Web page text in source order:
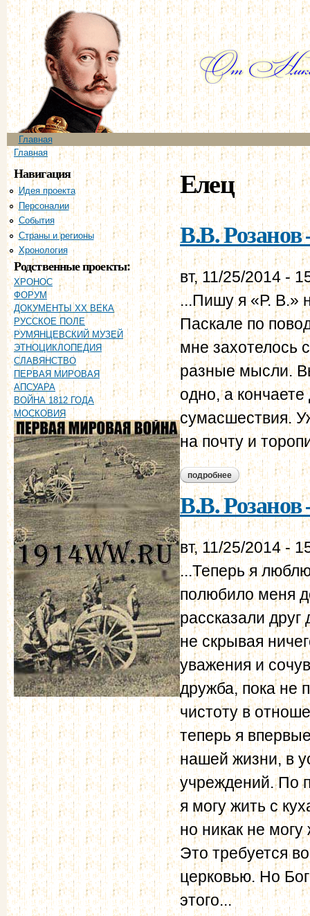
Главное меню
Главная
Вы здесь
Главная
Навигация
Идея проекта
Персоналии
События
Страны и регионы
Хронология
Родственные проекты:
ХРОНОС
ФОРУМ
ДОКУМЕНТЫ XX ВЕКА
РУССКОЕ ПОЛЕ
РУМЯНЦЕВСКИЙ МУЗЕЙ
ЭТНОЦИКЛОПЕДИЯ
СЛАВЯНСТВО
ПЕРВАЯ МИРОВАЯ
АПСУАРА
ВОЙНА 1812 ГОДА
МОСКОВИЯ
Елец
В.В.
вт, 11/25/2014 -
...Пишу я «Р. В.»
Паскале по
мне захотелось
разные мысли.
одно, а
сумасшествия.
на почту и
подробнее о в.в. розанов –
В.В.
вт, 11/25/2014 -
...Теперь я
полюбило меня
рассказали
не скрывая
уважения и
дружба, пока не
чистоту в
теперь я
нашей жизни, в
учреждений. По
я могу жить с
но никак не
Это требуется
церковью. Но
этого...